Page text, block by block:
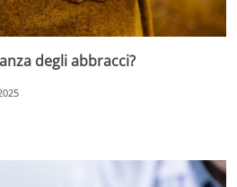
degli abbracci?